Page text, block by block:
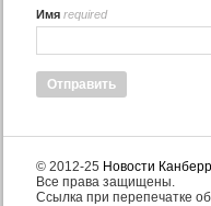
Имя required
© 2012-25 Новости
Все права защищены.
Ссылка при перепечатке